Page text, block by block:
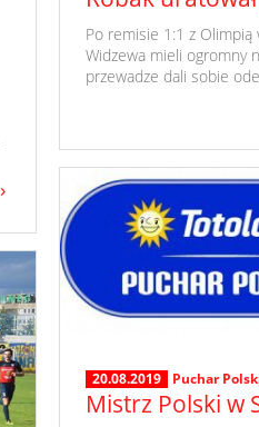
Po remisie 1:1 z
Widzewa mieli ogromny
przewadze dali sobie
20.08.2019 Puchar
Mistrz Polski w